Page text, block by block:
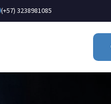
(+57) 3238981085